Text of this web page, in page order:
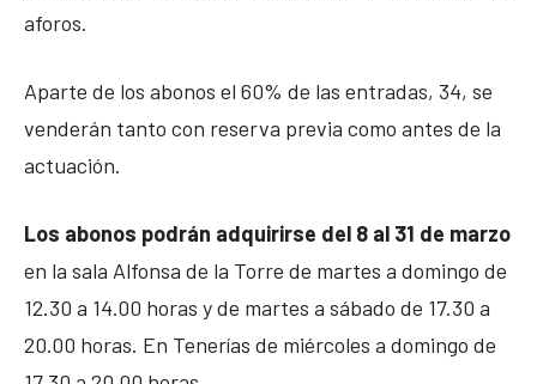
aforos.
Aparte de los abonos el 60% de las entradas, 34, se
venderán tanto con reserva previa como antes de la
actuación.
Los abonos podrán adquirirse del 8 al 31 de marzo
en la sala Alfonsa de la Torre de martes a domingo de
12.30 a 14.00 horas y de martes a sábado de 17.30 a
20.00 horas. En Tenerías de miércoles a domingo de